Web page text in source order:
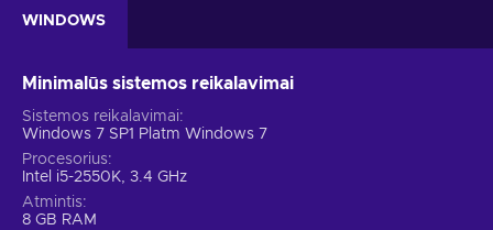
WINDOWS
Minimalūs sistemos reikalavimai
Sistemos reikalavimai
Windows 7 SP1 Platm Windows 7
Procesorius
Intel i5-2550K, 3.4 GHz
Atmintis
8 GB RAM